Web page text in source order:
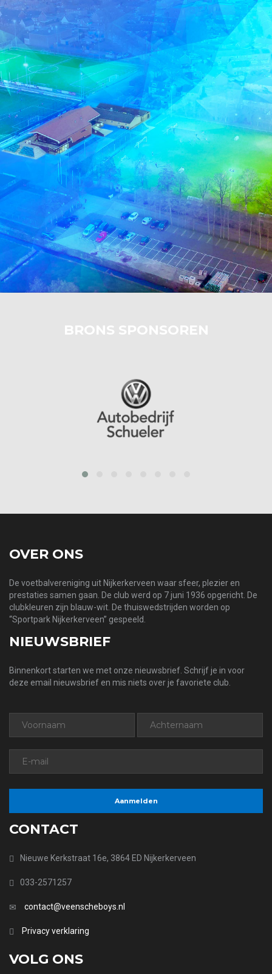
BRONS SPONSOREN
OVER ONS
De voetbalvereniging uit Nijkerkerveen waar sfeer, plezier en
prestaties samen gaan. De club werd op 7 juni 1936 opgericht. De
clubkleuren zijn blauw-wit. De thuiswedstrijden worden op
“Sportpark Nijkerkerveen” gespeeld.
NIEUWSBRIEF
Binnenkort starten we met onze nieuwsbrief. Schrijf je in voor
deze email nieuwsbrief en mis niets over je favoriete club.
CONTACT
Nieuwe Kerkstraat 16e, 3864 ED Nijkerkerveen
033-2571257
contact@veenscheboys.nl
Privacy verklaring
VOLG ONS